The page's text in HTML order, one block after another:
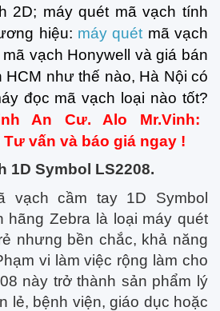
2D; máy quét mã vạch tính
hiệu: máy quét mã vạch
vạch Honywell và giá bán
HCM như thế nào, Hà Nội có
đọc mã vạch loại nào tốt?
An Cư. Alo Mr.Vinh:
Tư vấn và báo giá ngay !
1D Symbol LS2208.
vạch cầm tay 1D Symbol
hãng Zebra là loại máy quét
nhưng bền chắc, khả năng
vi làm việc rộng làm cho
này trở thành sản phẩm lý
lẻ, bệnh viện, giáo dục hoặc